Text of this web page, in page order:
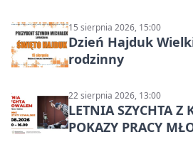
15 sierpnia 2026, 15:00
Dzień Hajduk
rodzinny
22 sierpnia 2026, 13:00
LETNIA SZYCHTA Z
POKAZY PRACY